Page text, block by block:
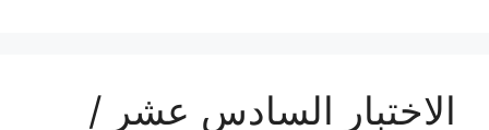
الاختبار السادس عشر /